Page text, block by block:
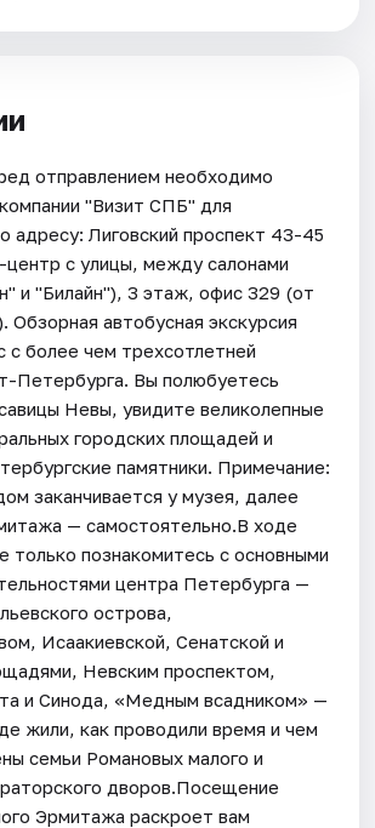
отправлением необходимо
"Визит СПБ" для
адресу: Лиговский проспект 43-45
центр с улицы, между салонами
и "Билайн"), 3 этаж, офис 329 (от
Обзорная автобусная экскурсия
с более чем трехсотлетней
Петербурга. Вы полюбуетесь
Невы, увидите великолепные
городских площадей и
памятники. Примечание:
заканчивается у музея, далее
— самостоятельно.В ходе
только познакомитесь с основными
центра Петербурга —
острова,
Исаакиевской, Сенатской и
Невским проспектом,
и Синода, «Медным всадником» —
жили, как проводили время и чем
семьи Романовых малого и
дворов.Посещение
Эрмитажа раскроет вам